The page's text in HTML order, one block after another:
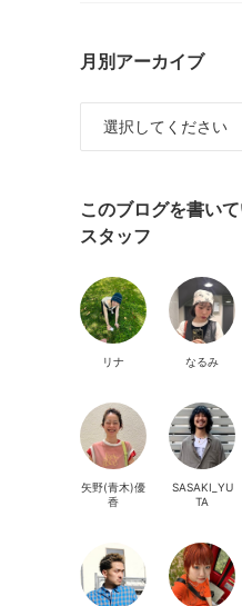
月別アーカイブ
このブログを書い
スタッフ
リナ なるみ
矢野(青木)優
香
SASAKI_YU
TA